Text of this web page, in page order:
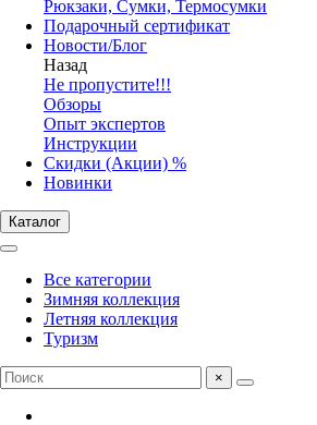
Рюкзаки, Сумки, Термосумки
Подарочный сертификат
Новости/Блог
Назад
Не пропустите!!!
Обзоры
Опыт экспертов
Инструкции
Скидки (Акции) %
Новинки
Каталог
Все категории
Зимняя коллекция
Летняя коллекция
Туризм
×